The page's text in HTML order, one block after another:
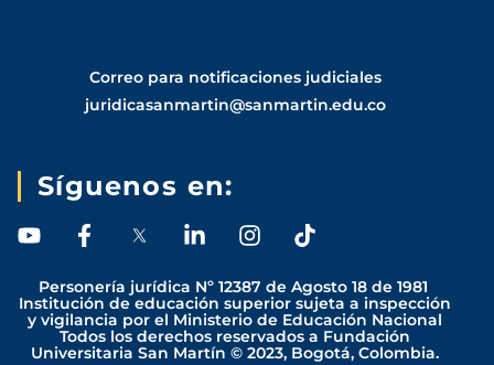
Correo para notificaciones judiciales
juridicasanmartin@sanmartin.edu.co
Síguenos en:
Y
u
t
u
b
F
c
e
b
o
L
n
k
e
d
I
s
t
a
g
T
k
t
o
k
Personería jurídica Nº 12387 de Agosto 18 de 1981
Institución de educación superior sujeta a inspección
y vigilancia por el Ministerio de Educación Nacional
Todos los derechos reservados a Fundación
Universitaria San Martín © 2023, Bogotá, Colombia.